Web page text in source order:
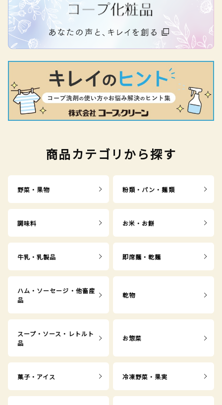
商品カテゴリから探す
野菜・果物 粉類・パン・麺類
調味料 お米・お餅
牛乳・乳製品 即席麺・乾麺
ハム・ソーセージ・他畜産
品
乾物
スープ・ソース・レトルト
品
お惣菜
菓子・アイス 冷凍野菜・果実